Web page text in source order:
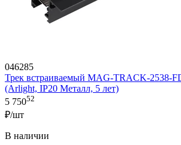
046285
Трек встраиваемый MAG-TRACK-2538-
(Arlight, IP20 Металл, 5 лет)
5 75052
₽/шт
В наличии